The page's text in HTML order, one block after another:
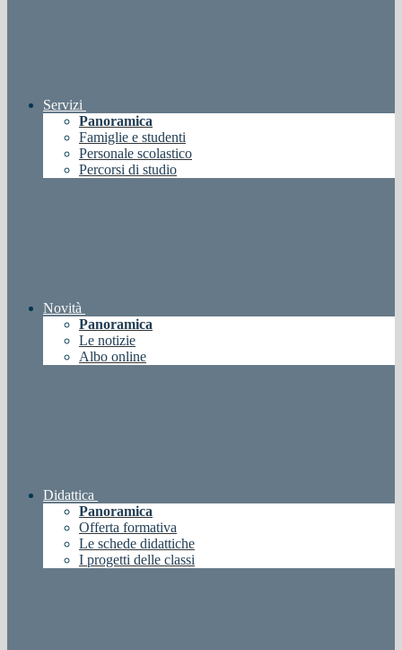
Servizi
Panoramica
Famiglie e studenti
Personale scolastico
Percorsi di studio
Novità
Panoramica
Le notizie
Albo online
Didattica
Panoramica
Offerta formativa
Le schede didattiche
I progetti delle classi